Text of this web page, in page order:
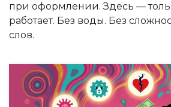
при оформлении. Здесь —
работает. Без воды. Без
слов.